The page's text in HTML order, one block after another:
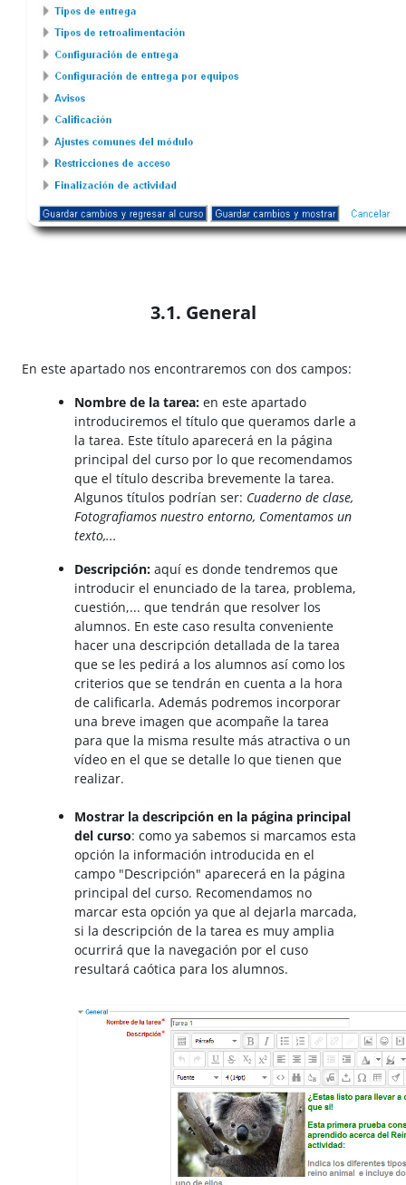
3.1. General
En este apartado nos encontraremos con dos campos:
Nombre de la tarea:en este apartado
introduciremos el título que queramos darle a
la tarea. Este título aparecerá en la página
principal del curso por lo que recomendamos
que el título describa brevemente la tarea.
Algunos títulos podrían ser: Cuaderno de clase,
Fotografiamos nuestro entorno, Comentamos un
texto,...
Descripción: aquí es donde tendremos que
introducir el enunciado de la tarea, problema,
cuestión,... que tendrán que resolver los
alumnos. En este caso resulta conveniente
hacer una descripción detallada de la tarea
que se les pedirá a los alumnos así como los
criterios que se tendrán en cuenta a la hora
de calificarla. Además podremos incorporar
una breve imagen que acompañe la tarea
para que la misma resulte más atractiva o un
vídeo en el que se detalle lo que tienen que
realizar.
Mostrar la descripción en la página principal
del curso: como ya sabemos si marcamos esta
opción la información introducida en el
campo "Descripción" aparecerá en la página
principal del curso. Recomendamos no
marcar esta opción ya que al dejarla marcada,
si la descripción de la tarea es muy amplia
ocurrirá que la navegación por el cuso
resultará caótica para los alumnos.